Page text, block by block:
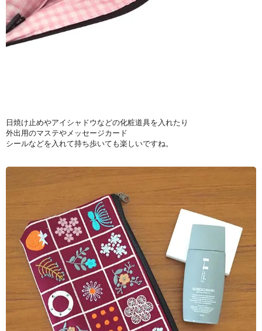
日焼け止めやアイシャドウなどの化粧道具を入れたり
外出用のマステやメッセージカード
シールなどを入れて持ち歩いても楽しいですね。